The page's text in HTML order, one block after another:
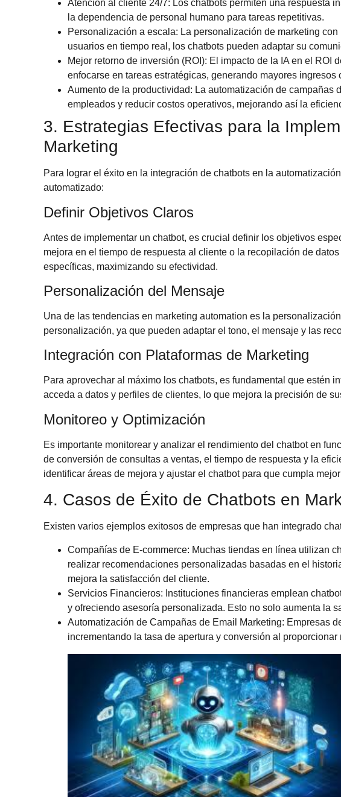
Atención al cliente 24/7: Los chatbots permiten una respuesta
la dependencia de personal humano para tareas repetitivas.
Personalización a escala: La personalización de marketing
usuarios en tiempo real, los chatbots pueden adaptar su
Mejor retorno de inversión (ROI): El impacto de la IA en el ROI
enfocarse en tareas estratégicas, generando mayores ingresos
Aumento de la productividad: La automatización de campañas
empleados y reducir costos operativos, mejorando así la
3. Estrategias Efectivas para la
Marketing
Para lograr el éxito en la integración de chatbots en la
automatizado:
Definir Objetivos Claros
Antes de implementar un chatbot, es crucial definir los objetivos
mejora en el tiempo de respuesta al cliente o la recopilación de
específicas, maximizando su efectividad.
Personalización del Mensaje
Una de las tendencias en marketing automation es la
personalización, ya que pueden adaptar el tono, el mensaje y las
Integración con Plataformas de Marketing
Para aprovechar al máximo los chatbots, es fundamental que estén
acceda a datos y perfiles de clientes, lo que mejora la precisión de
Monitoreo y Optimización
Es importante monitorear y analizar el rendimiento del chatbot en
de conversión de consultas a ventas, el tiempo de respuesta y la
identificar áreas de mejora y ajustar el chatbot para que cumpla
4. Casos de Éxito de Chatbots en
Existen varios ejemplos exitosos de empresas que han integrado
Compañías de E-commerce: Muchas tiendas en línea utilizan
realizar recomendaciones personalizadas basadas en el
mejora la satisfacción del cliente.
Servicios Financieros: Instituciones financieras emplean
y ofreciendo asesoría personalizada. Esto no solo aumenta la
Automatización de Campañas de Email Marketing: Empresas
incrementando la tasa de apertura y conversión al